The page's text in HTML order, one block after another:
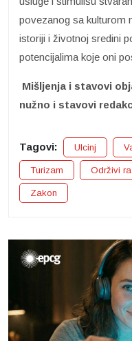
povezanog sa kulturom
istoriji i životnoj sredini
potencijalima koje oni
Mišljenja i stavovi
nužno i stavovi
Tagovi: Ulcinj
Turizam Održivi
Zakon